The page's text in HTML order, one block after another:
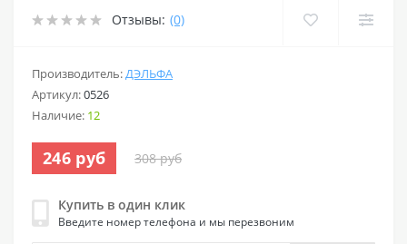
Отзывы: (0)
Производитель:ДЭЛЬФА
Артикул:0526
Наличие: 12
246 руб 308 руб
Купить в один клик
Введите номер телефона и мы перезвоним